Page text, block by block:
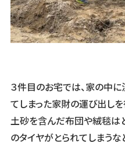
３件目のお宅では、家の中
てしまった家財の運び出しを
土砂を含んだ布団や絨毯は
のタイヤがとられてしまう